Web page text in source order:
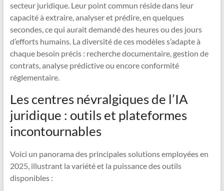
secteur juridique. Leur point commun réside dans leur
capacité à extraire, analyser et prédire, en quelques
secondes, ce qui aurait demandé des heures ou des jours
d’efforts humains. La diversité de ces modèles s’adapte à
chaque besoin précis : recherche documentaire, gestion de
contrats, analyse prédictive ou encore conformité
réglementaire.
Les centres névralgiques de l’IA
juridique : outils et plateformes
incontournables
Voici un panorama des principales solutions employées en
2025, illustrant la variété et la puissance des outils
disponibles :